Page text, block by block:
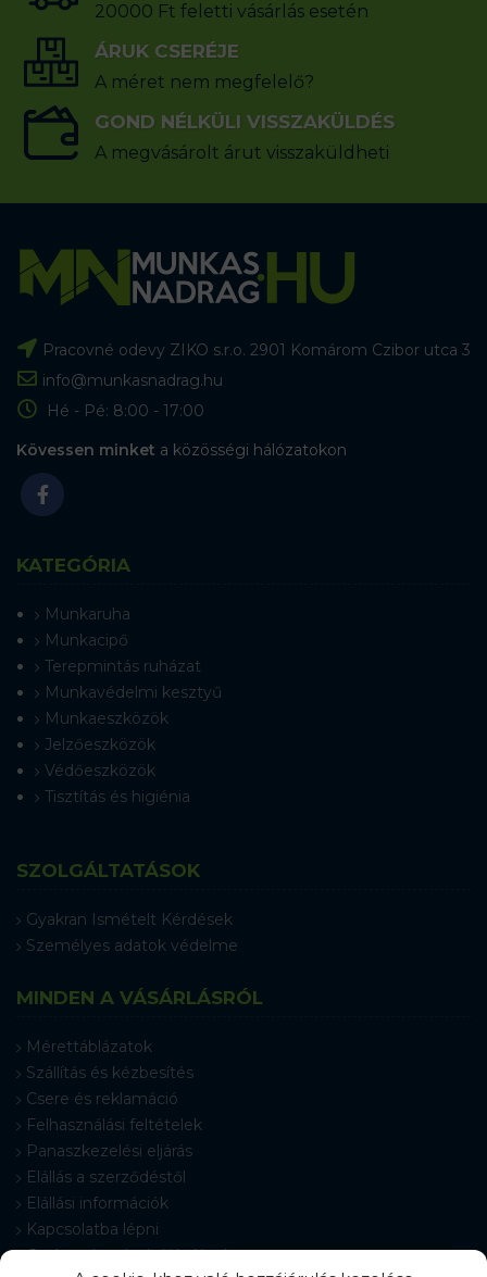
20000 Ft feletti vásárlás esetén
ÁRUK CSERÉJE
A méret nem megfelelő?
GOND NÉLKÜLI VISSZAKÜLDÉS
A megvásárolt árut visszaküldheti
Pracovné odevy ZIKO s.r.o. 2901 Komárom Czibor utca 3
info@munkasnadrag.hu
Hé - Pé: 8:00 - 17:00
Kövessen minket a közösségi hálózatokon
KATEGÓRIA
Munkaruha
Munkacipő
Terepmintás ruházat
Munkavédelmi kesztyű
Munkaeszközök
Jelzőeszközök
Védőeszközök
Tisztítás és higiénia
SZOLGÁLTATÁSOK
Gyakran Ismételt Kérdések
Személyes adatok védelme
MINDEN A VÁSÁRLÁSRÓL
Mérettáblázatok
Szállítás és kézbesítés
Csere és reklamáció
Felhasználási feltételek
Panaszkezelési eljárás
Elállás a szerződéstől
Elállási információk
Kapcsolatba lépni
Gyakran Ismételt Kérdések